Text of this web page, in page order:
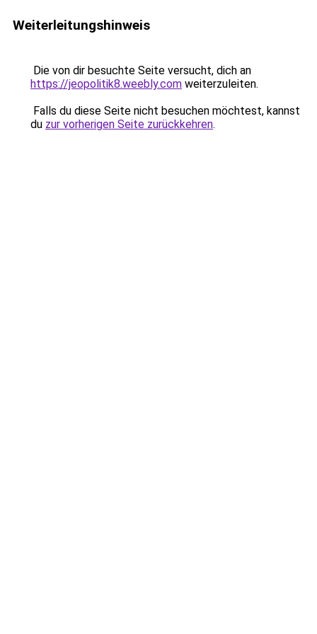
Weiterleitungshinweis
Die von dir besuchte Seite versucht, dich an
https://jeopolitik8.weebly.com weiterzuleiten.
Falls du diese Seite nicht besuchen möchtest, kannst
du zur vorherigen Seite zurückkehren.